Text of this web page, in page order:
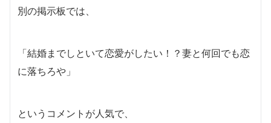
別の掲示板では、
「結婚までしといて恋愛がしたい！？妻と何回でも恋
に落ちろや」
というコメントが人気で、